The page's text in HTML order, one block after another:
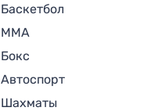
Баскетбол
MMA
Бокс
Автоспорт
Шахматы